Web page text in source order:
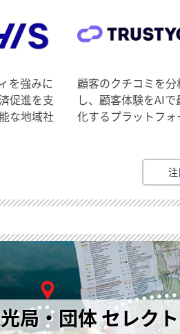
を強みに
促進を支
な地域社
顧客のクチコミを分
し、顧客体験をAIで
化するプラットフォ
局・団体 セレクト